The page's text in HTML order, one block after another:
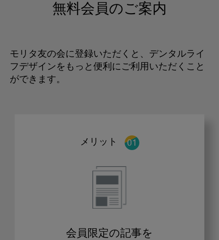
無料会員のご案内
モリタ友の会に登録いただくと、デンタルライ
フデザインをもっと便利にご利用いただくこと
ができます。
メリット
会員限定の記事を